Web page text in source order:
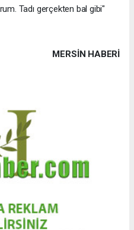
Tadı gerçekten bal gibi"
MERSIN HABERİ